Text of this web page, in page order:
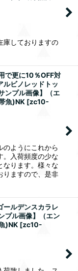
庫しておりますの
で更に10％OFF対
ルビノレッドトッ
ンプル画像】（エ
魚)NK [zc10-
のようにこれから
。入荷頻度の少な
なります。様々な
りますので、是非
ールデンスカラレ
プル画像】（エン
)NK [zc10-